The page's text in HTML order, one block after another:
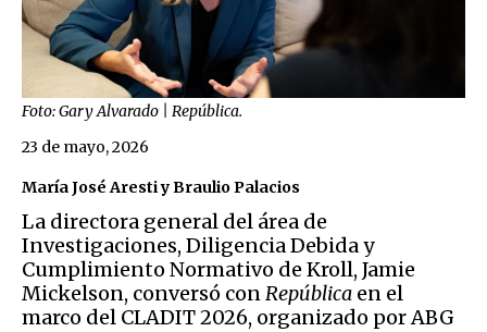
Foto: Gary Alvarado | República.
María José Aresti y Braulio Palacios
23 de mayo, 2026
La directora general del área de
Investigaciones, Diligencia Debida y
Cumplimiento Normativo de Kroll, Jamie
Mickelson, conversó conRepública en el
marco del CLADIT 2026, organizado por ABG